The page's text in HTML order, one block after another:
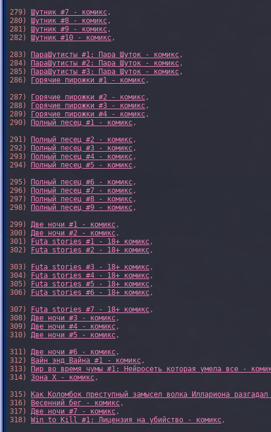
279) Шутник #7 - комикс,
280) Шутник #8 - комикс,
281) Шутник #9 - комикс,
282) Шутник #10 - комикс,
283)
ПараШутисты #1: Пара Шуток - комикс,
284)
ПараШутисты #2: Пара Шуток - комикс,
285)
ПараШутисты #3: Пара Шуток - комикс,
286)
Горячие пирожки #1 - комикс,
287)
Горячие пирожки #2 - комикс,
288)
Горячие пирожки #3 - комикс,
289)
Горячие пирожки #4 - комикс,
290)
Полный песец #1 - комикс,
291)
Полный песец #2 - комикс,
292)
Полный песец #3 - комикс,
293)
Полный песец #4 - комикс,
294)
Полный песец #5 - комикс,
295)
Полный песец #6 - комикс,
296)
Полный песец #7 - комикс,
297)
Полный песец #8 - комикс,
298)
Полный песец #9 - комикс,
299) Две ночи #1 - комикс,
300) Две ночи #2 - комикс,
301)
Futa stories #1 - 18+ комикс,
302)
Futa stories #2 - 18+ комикс,
303)
Futa stories #3 - 18+ комикс,
304)
Futa stories #4 - 18+ комикс,
305)
Futa stories #5 - 18+ комикс,
306)
Futa stories #6 - 18+ комикс,
307)
Futa stories #7 - 18+ комикс,
308) Две ночи #3 - комикс,
309) Две ночи #4 - комикс,
310) Две ночи #5 - комикс,
311) Две ночи #6 - комикс,
312)
Вайн энд Вайна #1 - комикс,
313)
Пир во время чумы #1: Нейросеть которая умела все -
314) Зона X - комикс,
315)
Как Коломбок преступный замысел волка Иллариона
316)
Весенний бег - комикс,
317) Две ночи #7 - комикс,
318) Win to Kill #1: Лицензия на убийство - комикс,